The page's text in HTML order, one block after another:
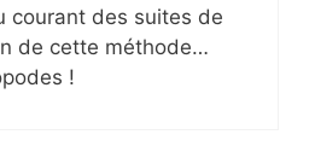
courant des suites de
de cette méthode…
!